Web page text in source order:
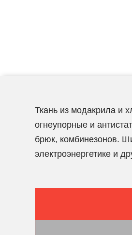
Ткань из модакрила и
огнеупорные и
брюк, комбинезонов.
электроэнергетике и